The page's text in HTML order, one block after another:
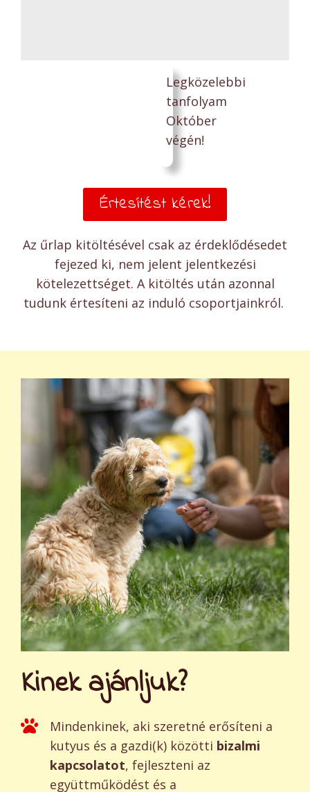
Legközelebbi
tanfolyam
Október
végén!
Értesítést kérek!
Az űrlap kitöltésével csak az érdeklődésedet
fejezed ki, nem jelent jelentkezési
kötelezettséget. A kitöltés után azonnal
tudunk értesíteni az induló csoportjainkról.
Kinek ajánljuk?
Mindenkinek, aki szeretné erősíteni a
kutyus és a gazdi(k) közötti bizalmi
kapcsolatot, fejleszteni az
együttműködést és a